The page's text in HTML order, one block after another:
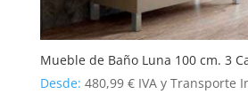
Mueble de Baño Luna 100 cm. 3
Desde: 480,99 € IVA y Transporte